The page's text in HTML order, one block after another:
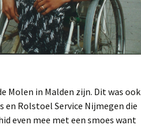
Molen in Malden zijn. Dit was ook
en Rolstoel Service Nijmegen die
even mee met een smoes want